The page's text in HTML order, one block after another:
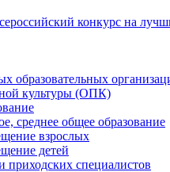
конкурс на
образовательных
культуры (ОПК)
среднее общее образование
взрослых
детей
приходских специалистов